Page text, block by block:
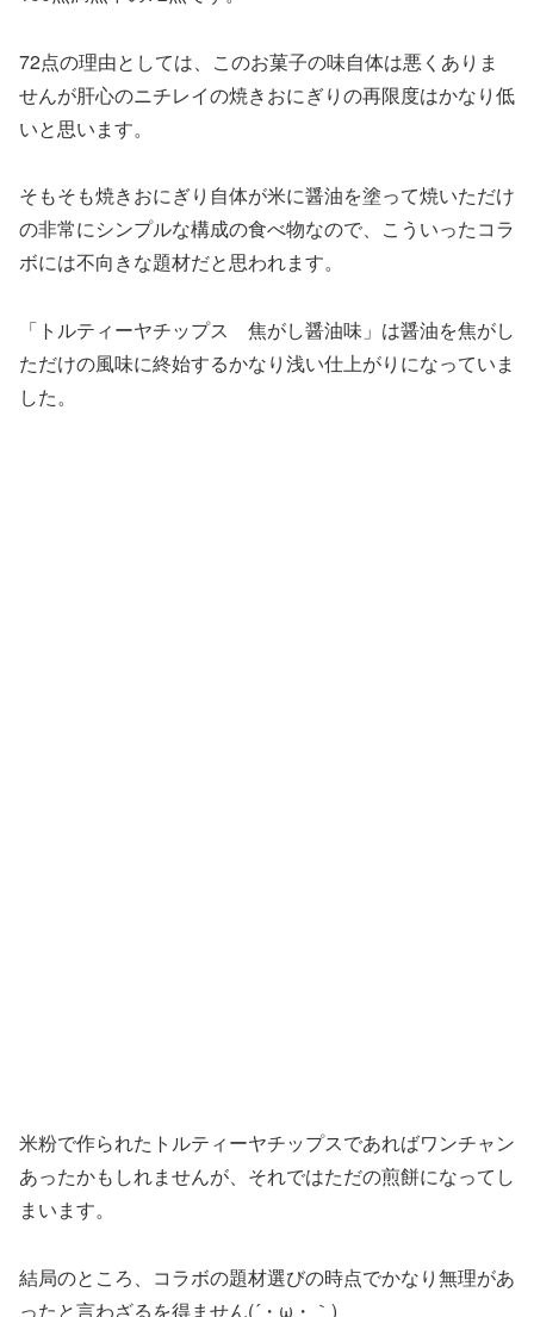
72点の理由としては、このお菓子の味自体は悪くありま
せんが肝心のニチレイの焼きおにぎりの再限度はかなり低
いと思います。
そもそも焼きおにぎり自体が米に醤油を塗って焼いただけ
の非常にシンプルな構成の食べ物なので、こういったコラ
ボには不向きな題材だと思われます。
「トルティーヤチップス 焦がし醤油味」は醤油を焦がし
ただけの風味に終始するかなり浅い仕上がりになっていま
した。
米粉で作られたトルティーヤチップスであればワンチャン
あったかもしれませんが、それではただの煎餅になってし
まいます。
結局のところ、コラボの題材選びの時点でかなり無理があ
ったと言わざるを得ません(´・ω・｀)